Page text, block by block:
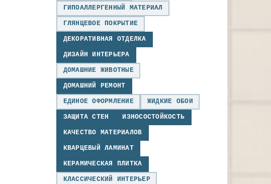
ГИПОАЛЛЕРГЕННЫЙ МАТЕРИАЛ
ГЛЯНЦЕВОЕ ПОКРЫТИЕ
ДЕКОРАТИВНАЯ ОТДЕЛКА
ДИЗАЙН ИНТЕРЬЕРА
ДОМАШНИЕ ЖИВОТНЫЕ
ДОМАШНИЙ РЕМОНТ
ЕДИНОЕ ОФОРМЛЕНИЕ ЖИДКИЕ ОБОИ
ЗАЩИТА СТЕН ИЗНОСОСТОЙКОСТЬ
КАЧЕСТВО МАТЕРИАЛОВ
КВАРЦЕВЫЙ ЛАМИНАТ
КЕРАМИЧЕСКАЯ ПЛИТКА
КЛАССИЧЕСКИЙ ИНТЕРЬЕР